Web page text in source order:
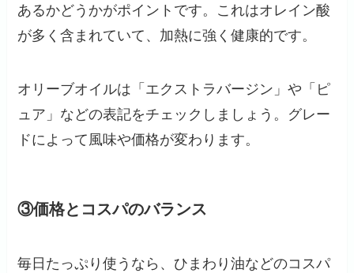
あるかどうかがポイントです。これはオレイン酸
が多く含まれていて、加熱に強く健康的です。
オリーブオイルは「エクストラバージン」や「ピ
ュア」などの表記をチェックしましょう。グレー
ドによって風味や価格が変わります。
③価格とコスパのバランス
毎日たっぷり使うなら、ひまわり油などのコスパ